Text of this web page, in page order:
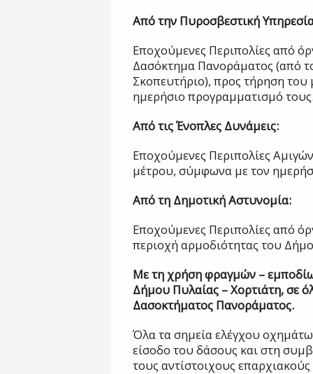
Από την Πυροσβεστική
Εποχούμενες Περιπολίες από
Δασόκτημα Πανοράματος (από
Σκοπευτήριο), προς τήρηση
ημερήσιο προγραμματισμό
Από τις Ένοπλες Δυνάμεις:
Εποχούμενες Περιπολίες
μέτρου, σύμφωνα με τον
Από τη Δημοτική Αστυνομία:
Εποχούμενες Περιπολίες από
περιοχή αρμοδιότητας του
Με τη χρήση φραγμών –
Δήμου Πυλαίας – Χορτιάτη, σε
Δασοκτήματος Πανοράματος.
Όλα τα σημεία ελέγχου
είσοδο του δάσους και στη
τους αντίστοιχους